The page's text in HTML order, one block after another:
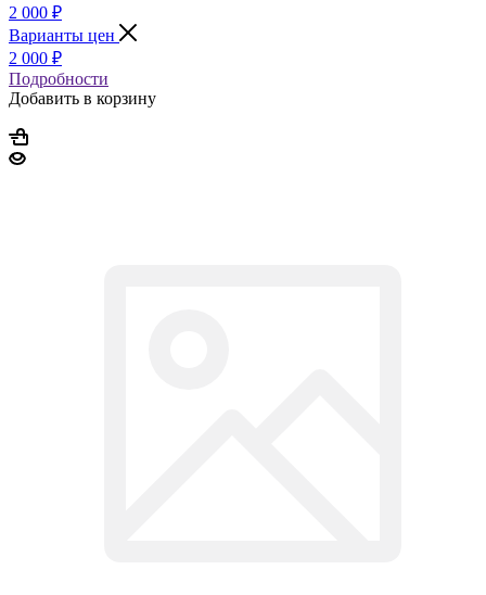
2 000 ₽
Варианты цен
2 000 ₽
Подробности
Добавить в корзину